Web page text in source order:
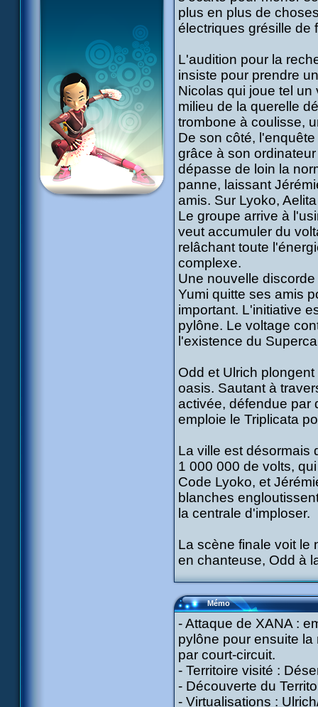
plus en plus de
électriques grésille de
L'audition pour la
insiste pour prendre
Nicolas qui joue tel un
milieu de la querelle
trombone à coulisse,
De son côté,
grâce à son
dépasse de loin la
panne, laissant
amis. Sur Lyoko,
Le groupe arrive à
veut accumuler du
relâchant toute
complexe.
Une nouvelle
Yumi quitte ses amis
important. L'initiative
pylône. Le voltage
l'existence du
Odd et Ulrich
oasis. Sautant à
activée, défendue par
emploie le Triplicata
La ville est désormais
1 000 000 de volts,
Code Lyoko, et
blanches
la centrale d'imploser.
La scène finale voit le
en chanteuse, Odd à
Mémo
- Attaque de XANA :
pylône pour ensuite
par court-circuit.
- Territoire visité :
- Découverte du
- Virtualisations :